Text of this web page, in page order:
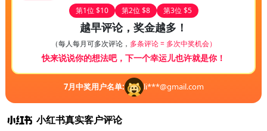
第1位 $10
第2位 $8 第3位 $5
越早评论，奖金越多！
（每人每月可多次评论， 多条评论 = 多次中奖机会）
快来说说你的想法吧，下一个幸运儿也许就是你！
7月中奖用户名单: li***@gmail.com
小红书真实客户评论